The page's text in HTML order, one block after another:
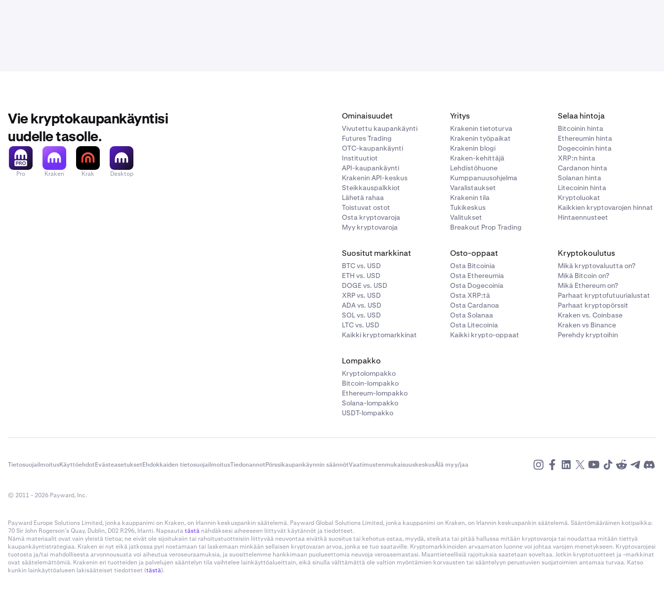
Vie kryptokaupankäyntisi
uudelle tasolle.
Pro Kraken Krak Desktop
Ominaisuudet
Vivutettu kaupankäynti
Futures Trading
OTC-kaupankäynti
Instituutiot
API-kaupankäynti
Krakenin API-keskus
Steikkauspalkkiot
Lähetä rahaa
Toistuvat ostot
Osta kryptovaroja
Myy kryptovaroja
Yritys
Krakenin tietoturva
Krakenin työpaikat
Krakenin blogi
Kraken-kehittäjä
Lehdistöhuone
Kumppanuusohjelma
Varalistaukset
Krakenin tila
Tukikeskus
Valitukset
Breakout Prop Trading
Selaa hintoja
Bitcoinin hinta
Ethereumin hinta
Dogecoinin hinta
XRP:n hinta
Cardanon hinta
Solanan hinta
Litecoinin hinta
Kryptoluokat
Kaikkien kryptovarojen hinnat
Hintaennusteet
Suositut markkinat
BTC vs. USD
ETH vs. USD
DOGE vs. USD
XRP vs. USD
ADA vs. USD
SOL vs. USD
LTC vs. USD
Kaikki kryptomarkkinat
Osto-oppaat
Osta Bitcoinia
Osta Ethereumia
Osta Dogecoinia
Osta XRP:tä
Osta Cardanoa
Osta Solanaa
Osta Litecoinia
Kaikki krypto-oppaat
Kryptokoulutus
Mikä kryptovaluutta on?
Mikä Bitcoin on?
Mikä Ethereum on?
Parhaat kryptofutuurialustat
Parhaat kryptopörssit
Kraken vs. Coinbase
Kraken vs Binance
Perehdy kryptoihin
Lompakko
Kryptolompakko
Bitcoin-lompakko
Ethereum-lompakko
Solana-lompakko
USDT-lompakko
TietosuojailmoitusKäyttöehdotEvästeasetuksetEhdokkaiden tietosuojailmoitusTiedonannotPörssikaupankäynnin säännötVaatimustenmukaisuuskeskusÄlä myy/jaa
© 2011 - 2026 Payward, Inc.
Payward Europe Solutions Limited, jonka kauppanimi on Kraken, on Irlannin keskuspankin säätelemä. Payward Global Solutions Limited, jonka kauppanimi on Kraken, on Irlannin keskuspankin säätelemä. Sääntömääräinen kotipaikka:
70 Sir John Rogerson’s Quay, Dublin, D02 R296, Irlanti. Napsautatästä nähdäksesi aiheeseen liittyvät käytännöt ja tiedotteet.
Nämä materiaalit ovat vain yleistä tietoa; ne eivät ole sijoituksiin tai rahoitustuotteisiin liittyvää neuvontaa eivätkä suositus tai kehotus ostaa, myydä, steikata tai pitää hallussa mitään kryptovaroja tai noudattaa mitään tiettyä
kaupankäyntistrategiaa. Kraken ei nyt eikä jatkossa pyri nostamaan tai laskemaan minkään sellaisen kryptovaran arvoa, jonka se tuo saataville. Kryptomarkkinoiden arvaamaton luonne voi johtaa varojen menetykseen. Kryptovarojesi
tuotosta ja/tai mahdollisesta arvonnoususta voi aiheutua veroseuraamuksia, ja suosittelemme hankkimaan puolueettomia neuvoja veroasemastasi. Maantieteellisiä rajoituksia saatetaan soveltaa. Jotkin kryptotuotteet ja -markkinat
ovat säätelemättömiä. Krakenin eri tuotteiden ja palvelujen sääntelyn tila vaihtelee lainkäyttöalueittain, eikä sinulla välttämättä ole valtion myöntämien korvausten tai sääntelyyn perustuvien suojatoimien antamaa turvaa. Katso
kunkin lainkäyttöalueen lakisääteiset tiedotteet (tästä).